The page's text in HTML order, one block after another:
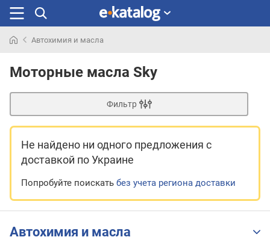
раньше
Автохимия и масла
Моторные масла Sky
Фильтр
Не найдено ни одного предложения с
доставкой по Украине
Попробуйте поискать без учета региона доставки
Автохимия и масла